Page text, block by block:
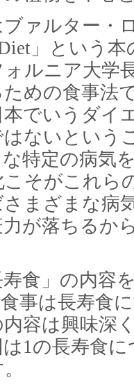
ァルター・
」という
ルニア大学
めの食事法
でいうダイ
ないという
特定の病気
そがこれら
まざまな病
が落ちるか
食」の内容
事は長寿食
容は興味深
1の長寿食